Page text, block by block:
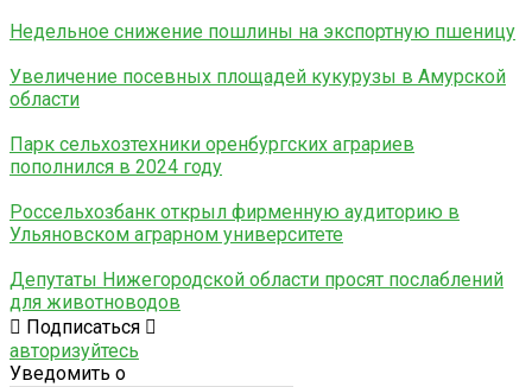
Недельное снижение пошлины на экспортную пшеницу
Увеличение посевных площадей кукурузы в Амурской
области
Парк сельхозтехники оренбургских аграриев
пополнился в 2024 году
Россельхозбанк открыл фирменную аудиторию в
Ульяновском аграрном университете
Депутаты Нижегородской области просят послаблений
для животноводов
Подписаться
авторизуйтесь
Уведомить о